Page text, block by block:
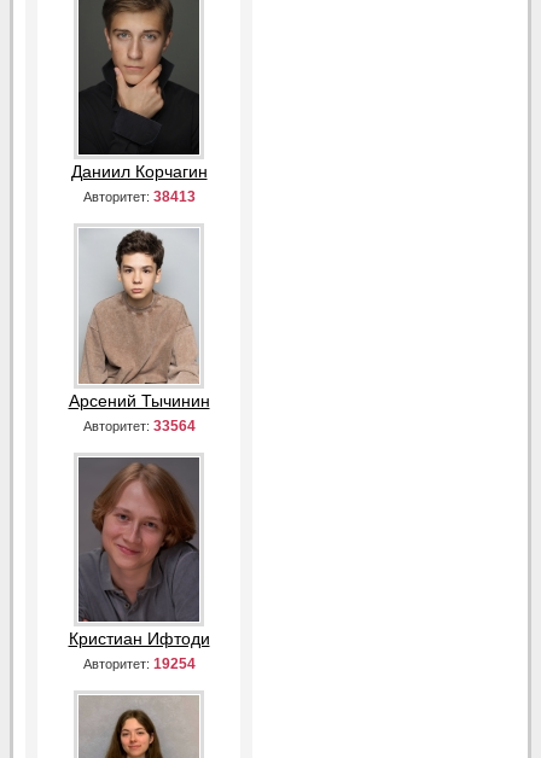
Даниил Корчагин
Авторитет: 38413
Арсений Тычинин
Авторитет: 33564
Кристиан Ифтоди
Авторитет: 19254